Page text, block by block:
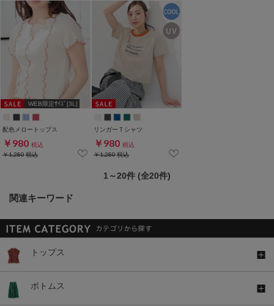
WEB限定ｻｲｽﾞ[3L]
配色メロートップス
￥980 税込
￥1,280税込
リンガーＴシャツ
￥980 税込
￥1,280税込
1～20件 (全20件)
関連キーワード
トップス
ボトムス